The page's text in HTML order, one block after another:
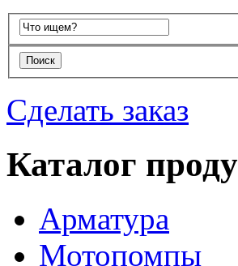
Сделать заказ
Каталог
Арматура
Мотопомпы